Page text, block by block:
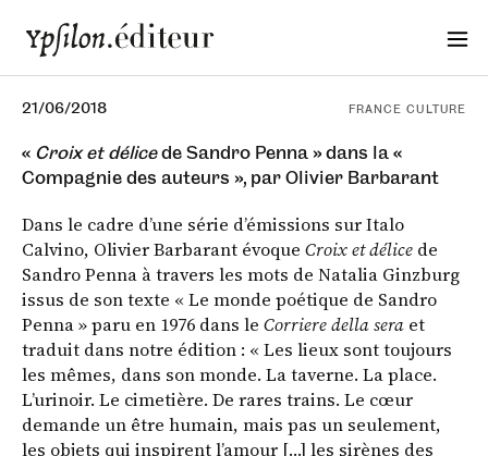
21/06/2018
« Croix et délicede Sandro Penna » dans la «
Compagnie des auteurs », par Olivier Barbarant
FRANCE CULTURE
Dans le cadre d’une série d’émissions sur Italo
Calvino, Olivier Barbarant évoque Croix et délice de
Sandro Penna à travers les mots de Natalia Ginzburg
issus de son texte « Le monde poétique de Sandro
Penna » paru en 1976 dans le Corriere della sera et
traduit dans notre édition : « Les lieux sont toujours
les mêmes, dans son monde. La taverne. La place.
L’urinoir. Le cimetière. De rares trains. Le cœur
demande un être humain, mais pas un seulement,
les objets qui inspirent l’amour […] les sirènes des